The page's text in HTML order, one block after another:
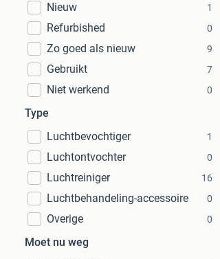
Nieuw
1
Refurbished 0
Zo goed als nieuw 9
Gebruikt 7
Niet werkend 0
Type
Luchtbevochtiger
1
Luchtontvochter 0
Luchtreiniger 16
Luchtbehandeling-accessoire 0
Overige 0
Moet nu weg